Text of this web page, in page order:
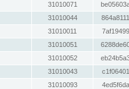
31010071
31010044
31010011
31010051
31010052
31010043
31010093